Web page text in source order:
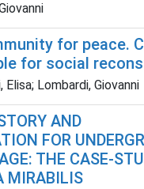
for peace.
for social
Elisa; Lombardi, Giovanni
AND
FOR
THE CASE-
MIRABILIS